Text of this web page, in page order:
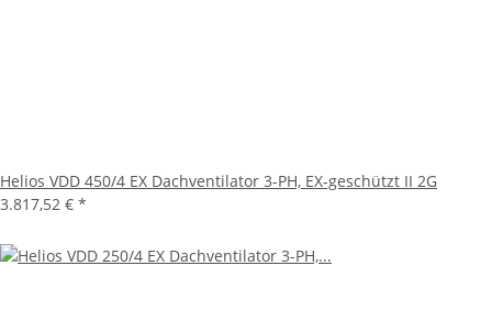
Helios VDD 450/4 EX Dachventilator 3-PH, EX-geschützt II 2G
3.817,52 € *